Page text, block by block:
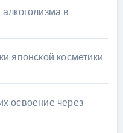
в
японской косметики
освоение через